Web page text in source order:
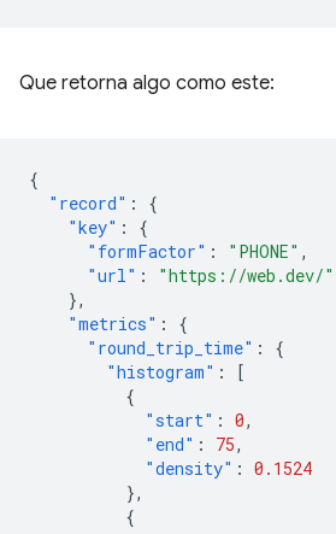
Que retorna algo como este:
{
"record" :
{
"key" :
{
"formFactor" : "PHONE" ,
"url" :
"https://web.dev/"
},
"metrics" :
{
"round_trip_time" :
{
"histogram" :
[
{
"start" : 0,
"end" : 75,
"density" : 0.1524
},
{